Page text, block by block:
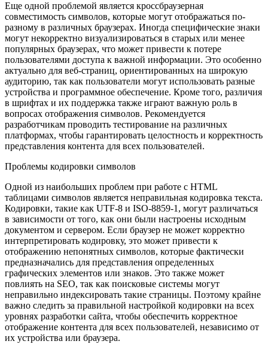
Еще одной проблемой является кроссбраузерная
совместимость символов, которые могут отображаться по-
разному в различных браузерах. Иногда специфические знаки
могут некорректно визуализироваться в старых или менее
популярных браузерах, что может привести к потере
пользователями доступа к важной информации. Это особенно
актуально для веб-страниц, ориентированных на широкую
аудиторию, так как пользователи могут использовать разные
устройства и программное обеспечение. Кроме того, различия
в шрифтах и их поддержка также играют важную роль в
вопросах отображения символов. Рекомендуется
разработчикам проводить тестирование на различных
платформах, чтобы гарантировать целостность и корректность
представления контента для всех пользователей.
Проблемы кодировки символов
Одной из наибольших проблем при работе с HTML
таблицами символов является неправильная кодировка текста.
Кодировки, такие как UTF-8 и ISO-8859-1, могут различаться
в зависимости от того, как они были настроены исходным
документом и сервером. Если браузер не может корректно
интерпретировать кодировку, это может привести к
отображению непонятных символов, которые фактически
предназначались для представления определенных
графических элементов или знаков. Это также может
повлиять на SEO, так как поисковые системы могут
неправильно индексировать такие страницы. Поэтому крайне
важно следить за правильной настройкой кодировки на всех
уровнях разработки сайта, чтобы обеспечить корректное
отображение контента для всех пользователей, независимо от
их устройства или браузера.